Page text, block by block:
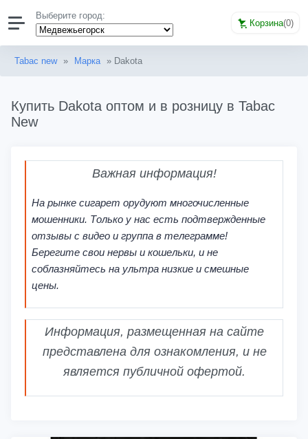
Выберите город:
Корзина(0)
Tabac new » Марка » Dakota
Купить Dakota оптом и в розницу в Tabac
New
Важная информация!
На рынке сигарет орудуют многочисленные
мошенники. Только у нас есть подтвержденные
отзывы с видео и группа в телеграмме!
Берегите свои нервы и кошельки, и не
соблазняйтесь на ультра низкие и смешные
цены.
Информация, размещенная на сайте
представлена для ознакомления, и не
является публичной офертой.